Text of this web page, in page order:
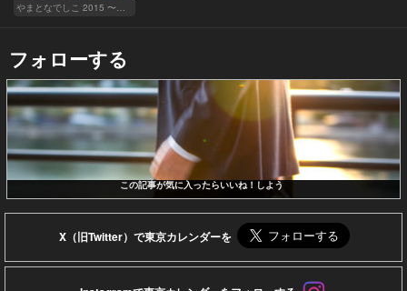
フォローする
この記事が気に入ったらいいね！しよう
X（旧Twitter）で東京カレンダーを